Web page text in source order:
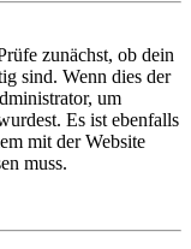
zunächst, ob dein
sind. Wenn dies der
um
Es ist ebenfalls
mit der Website
muss.